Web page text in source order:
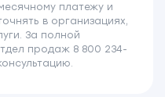
платежу и
в организациях,
За полной
продаж 8 800 234-